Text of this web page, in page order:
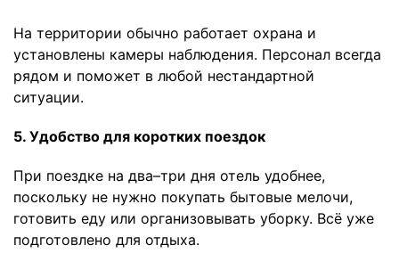
На территории обычно работает охрана и
установлены камеры наблюдения. Персонал всегда
рядом и поможет в любой нестандартной
ситуации.
5. Удобство для коротких поездок
При поездке на два–три дня отель удобнее,
поскольку не нужно покупать бытовые мелочи,
готовить еду или организовывать уборку. Всё уже
подготовлено для отдыха.